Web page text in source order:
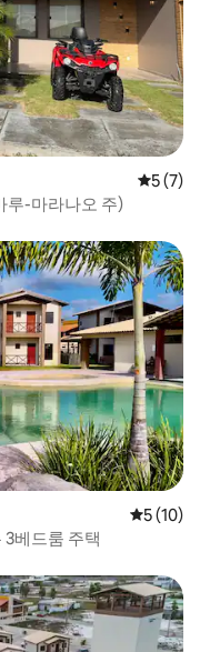
평점 5점
5 (7)
루-마라나오 주)
평점 5점
5 (10)
베드룸 주택